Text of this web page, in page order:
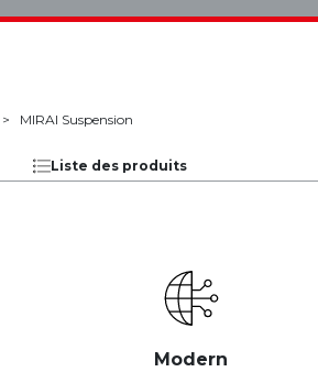
MIRAI Suspension
Liste des produits
Modern